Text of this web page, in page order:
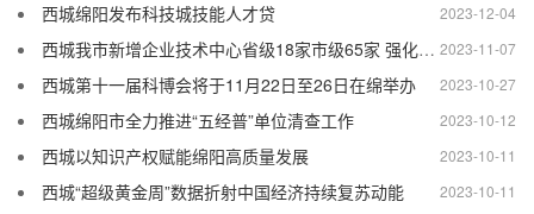
2023-12-04
西城绵阳发布科技城技能人才贷
2023-11-07
西城我市新增企业技术中心省级18家市级65家 强化创新主体地位 增强技术创新能力
2023-10-27
西城第十一届科博会将于11月22日至26日在绵举办
2023-10-12
西城绵阳市全力推进“五经普”单位清查工作
2023-10-11
西城以知识产权赋能绵阳高质量发展
2023-10-11
西城“超级黄金周”数据折射中国经济持续复苏动能